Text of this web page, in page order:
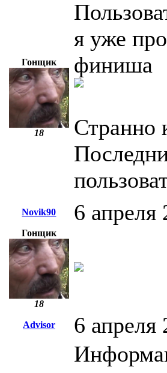
Гонщик
18
я уже
финиша
Странно
Novik90 6 апреля
Гонщик
18
Advisor 6 апреля